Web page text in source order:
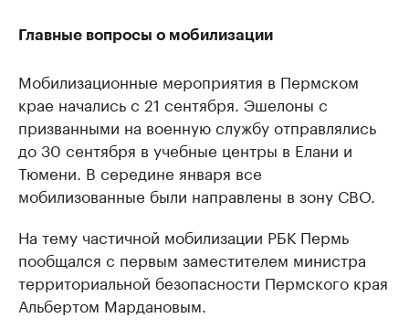
Главные вопросы о мобилизации
Мобилизационные мероприятия в Пермском
крае начались с 21 сентября. Эшелоны с
призванными на военную службу отправлялись
до 30 сентября в учебные центры в Елани и
Тюмени. В середине января все
мобилизованные были направлены в зону СВО.
На тему частичной мобилизации РБК Пермь
пообщался с первым заместителем министра
территориальной безопасности Пермского края
Альбертом Мардановым.